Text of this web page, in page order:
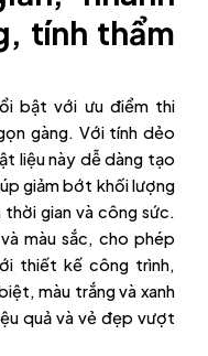
tính thẩm
bật với ưu điểm thi
gàng. Với tính dẻo
liệu này dễ dàng tạo
giảm bớt khối lượng
gian và công sức.
màu sắc, cho phép
thiết kế công trình,
màu trắng và xanh
quả và vẻ đẹp vượt